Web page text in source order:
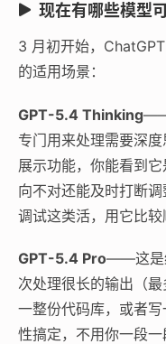
现在有哪些模型可
3 月初开始，
的适用场景：
GPT-5.4 Thinking——
专门用来处理需要深
展示功能，你能看到
向不对还能及时打断
调试这类活，用它比较
GPT-5.4 Pro——这是
次处理很长的输出（
一整份代码库，或者
性搞定，不用你一段